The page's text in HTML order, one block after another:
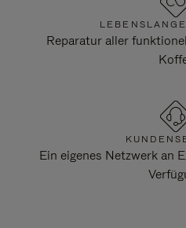
Reparatur aller
Ein eigenes Netzwerk an